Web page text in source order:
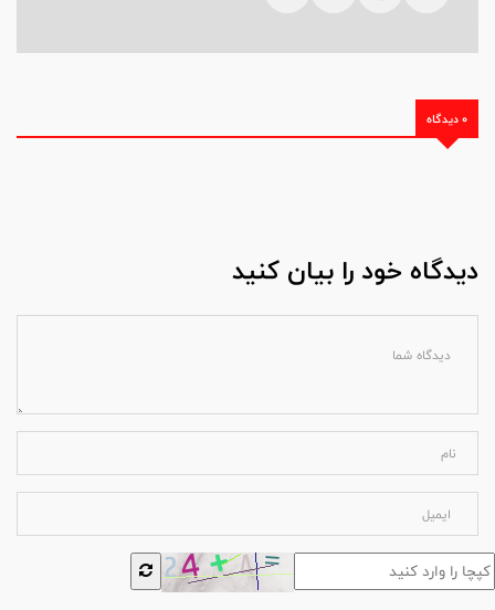
0 دیدگاه
دیدگاه خود را بیان کنید